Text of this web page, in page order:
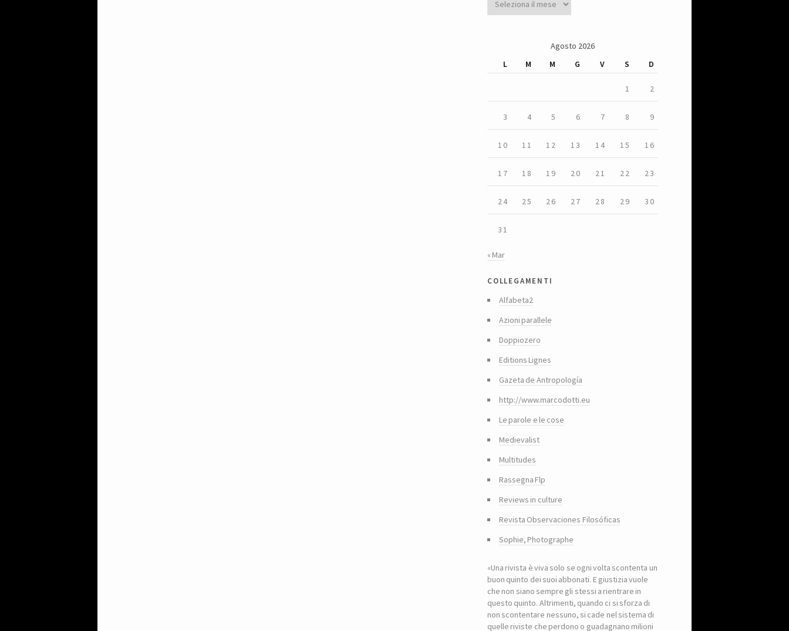
Agosto 2026
L
M M G V S D
1 2
3 4 5 6 7 8 9
10 11 12 13 14 15 16
17 18 19 20 21 22 23
24 25 26 27 28 29 30
31
« Mar
collegamenti
Alfabeta2
Azioni parallele
Doppiozero
Editions Lignes
Gazeta de Antropología
http://www.marcodotti.eu
Le parole e le cose
Medievalist
Multitudes
Rassegna Flp
Reviews in culture
Revista Observaciones Filosóficas
Sophie, Photographe
«Una rivista è viva solo se ogni volta scontenta un
buon quinto dei suoi abbonati. E giustizia vuole
che non siano sempre gli stessi a rientrare in
questo quinto. Altrimenti, quando ci si sforza di
non scontentare nessuno, si cade nel sistema di
quelle riviste che perdono o guadagnano milioni